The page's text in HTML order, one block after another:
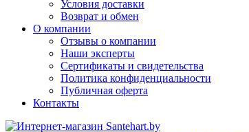
Условия доставки
Возврат и обмен
О компании
Отзывы о компании
Наши эксперты
Сертификаты и свидетельства
Политика конфиденциальности
Публичная оферта
Контакты